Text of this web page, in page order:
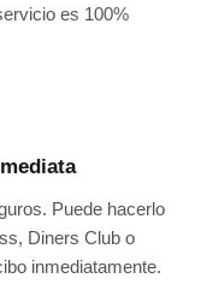
es 100%
Puede hacerlo
Diners Club o
inmediatamente.